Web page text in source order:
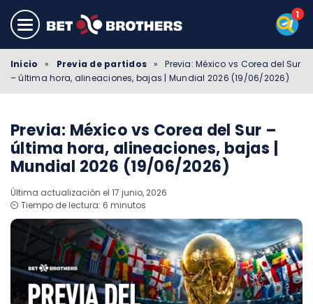
Inicio » Previa de partidos »
Previa: México vs Corea del Sur
– última hora, alineaciones, bajas | Mundial 2026 (19/06/2026)
Previa: México vs Corea del Sur –
última hora, alineaciones, bajas |
Mundial 2026 (19/06/2026)
Última actualización el 17 junio, 2026
⏲️ Tiempo de lectura: 6 minutos